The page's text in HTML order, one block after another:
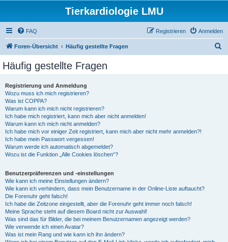
Tierkardiologie LMU
FAQ Anmelden
Registrieren
Foren-Übersicht Häufig gestellte Fragen
Häufig gestellte Fragen
Registrierung und Anmeldung
Wozu muss ich mich registrieren?
Was ist COPPA?
Warum kann ich mich nicht registrieren?
Ich habe mich registriert, kann mich aber nicht anmelden!
Warum kann ich mich nicht anmelden?
Ich habe mich vor einiger Zeit registriert, kann mich aber nicht mehr anmelden?!
Ich habe mein Passwort vergessen!
Warum werde ich automatisch abgemeldet?
Wozu ist die Funktion „Alle Cookies löschen“?
Benutzerpräferenzen und -einstellungen
Wie kann ich meine Einstellungen ändern?
Wie kann ich verhindern, dass mein Benutzername in der Online-Liste auftaucht?
Die Forenuhr geht falsch!
Ich habe die Zeitzone eingestellt, aber die Forenuhr geht immer noch falsch!
Meine Sprache steht auf diesem Board nicht zur Auswahl!
Was sind das für Bilder, die bei meinem Benutzernamen angezeigt werden?
Wie verwende ich einen Avatar?
Was ist mein Rang und wie kann ich ihn ändern?